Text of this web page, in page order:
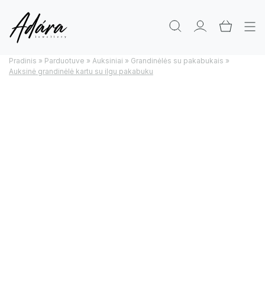
Pradinis » Parduotuve » Auksiniai » Grandinėlės su pakabukais »
Auksinė grandinėlė kartu su ilgu pakabuku